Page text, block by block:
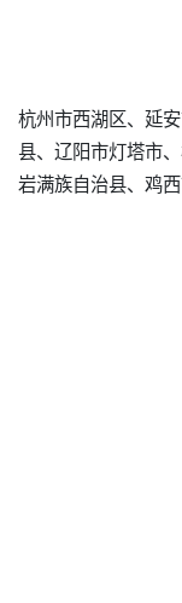
杭州市西湖区、延
县、辽阳市灯塔市
岩满族自治县、鸡